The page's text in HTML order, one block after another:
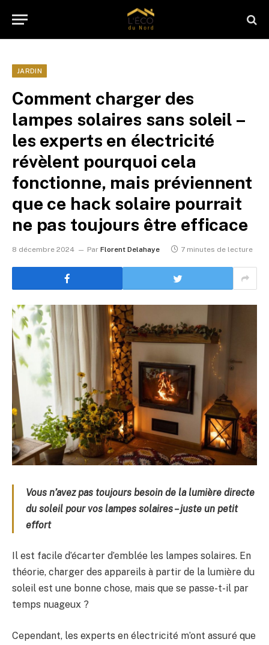
JARDIN
Comment charger des
lampes solaires sans soleil –
les experts en électricité
révèlent pourquoi cela
fonctionne, mais préviennent
que ce hack solaire pourrait
ne pas toujours être efficace
8 décembre 2024 Par Florent Delahaye 7 minutes de lecture
Vous n’avez pas toujours besoin de la lumière directe
du soleil pour vos lampes solaires – juste un petit
effort
Il est facile d’écarter d’emblée les lampes solaires. En
théorie, charger des appareils à partir de la lumière du
soleil est une bonne chose, mais que se passe-t-il par
temps nuageux ?
Cependant, les experts en électricité m’ont assuré que